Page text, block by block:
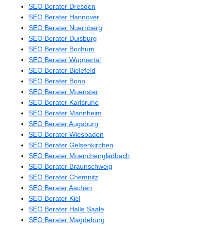
SEO Berater Dresden
SEO Berater Hannover
SEO Berater Nuernberg
SEO Berater Duisburg
SEO Berater Bochum
SEO Berater Wuppertal
SEO Berater Bielefeld
SEO Berater Bonn
SEO Berater Muenster
SEO Berater Karlsruhe
SEO Berater Mannheim
SEO Berater Augsburg
SEO Berater Wiesbaden
SEO Berater Gelsenkirchen
SEO Berater Moenchengladbach
SEO Berater Braunschweig
SEO Berater Chemnitz
SEO Berater Aachen
SEO Berater Kiel
SEO Berater Halle Saale
SEO Berater Magdeburg